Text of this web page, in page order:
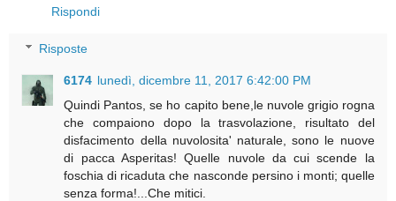
Rispondi
Risposte
6174 lunedì, dicembre 11, 2017 6:42:00 PM
Quindi Pantos, se ho capito bene,le nuvole grigio rogna
che compaiono dopo la trasvolazione, risultato del
disfacimento della nuvolosita' naturale, sono le nuove
di pacca Asperitas! Quelle nuvole da cui scende la
foschia di ricaduta che nasconde persino i monti; quelle
senza forma!...Che mitici.